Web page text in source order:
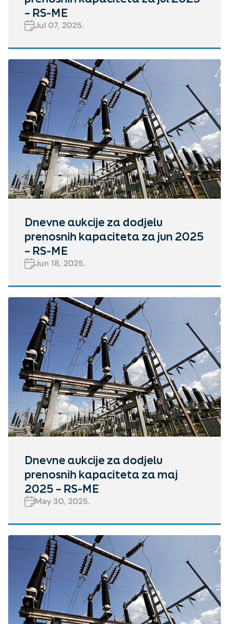
– RS-ME
Jul 07, 2025.
Dnevne aukcije za dodjelu
prenosnih kapaciteta za jun 2025
– RS-ME
Jun 18, 2025.
Dnevne aukcije za dodjelu
prenosnih kapaciteta za maj
2025 – RS-ME
May 30, 2025.